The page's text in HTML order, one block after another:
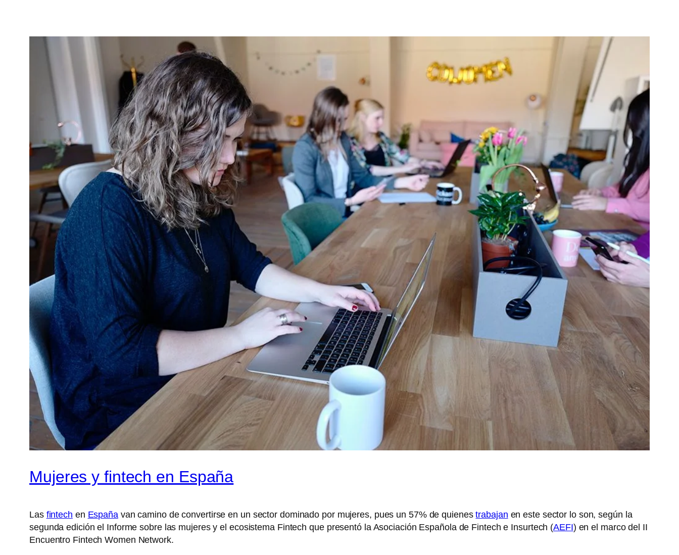
Mujeres y fintech en España
Las fintech en Españavan camino de convertirse en un sector dominado por mujeres, pues un 57% de quienestrabajan en este sector lo son, según la
segunda edición el Informe sobre las mujeres y el ecosistema Fintech que presentó la Asociación Española de Fintech e Insurtech (AEFI) en el marco del II
Encuentro Fintech Women Network.